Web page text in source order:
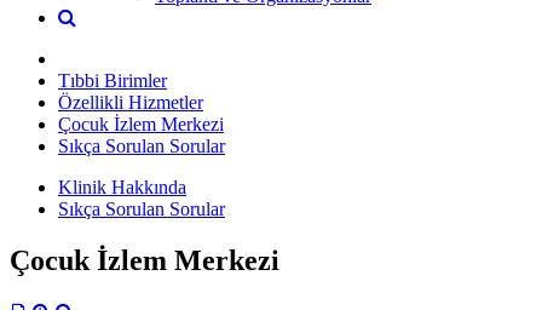
Tıbbi Birimler
Özellikli Hizmetler
Çocuk İzlem Merkezi
Sıkça Sorulan Sorular
Klinik Hakkında
Sıkça Sorulan Sorular
Çocuk İzlem Merkezi